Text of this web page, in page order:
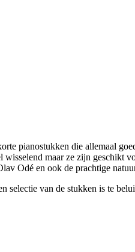
pianostukken die allemaal
maar ze zijn
Odé en ook de prachtige
selectie van de stukken is te